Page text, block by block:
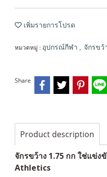
เพิ่มรายการโปรด
หมวดหมู่ : อุปกรณ์กีฬา , จักรขว้
Share
Product description
จักรขว้าง 1.75 กก ใช่แข่ง
Athletics